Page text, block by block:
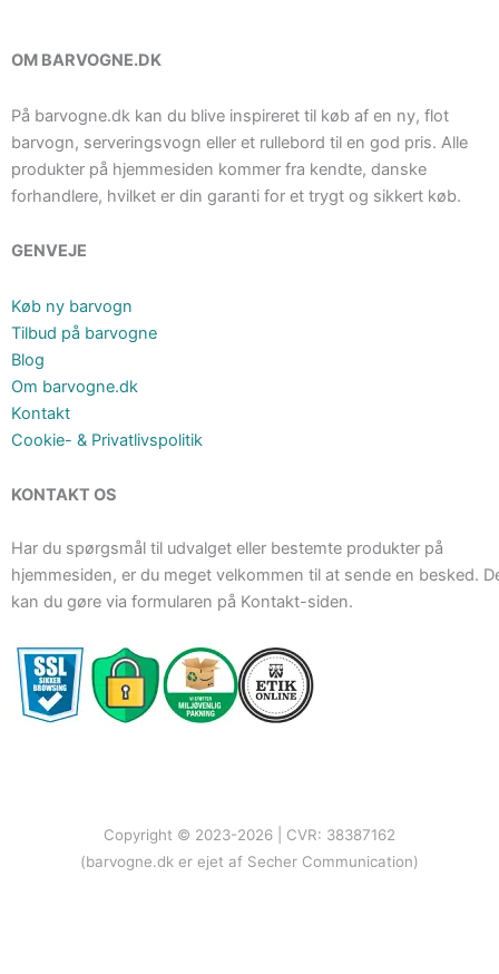
OM BARVOGNE.DK
På barvogne.dk kan du blive inspireret til køb af en ny, flot
barvogn, serveringsvogn eller et rullebord til en god pris. Alle
produkter på hjemmesiden kommer fra kendte, danske
forhandlere, hvilket er din garanti for et trygt og sikkert køb.
GENVEJE
Køb ny barvogn
Tilbud på barvogne
Blog
Om barvogne.dk
Kontakt
Cookie- & Privatlivspolitik
KONTAKT OS
Har du spørgsmål til udvalget eller bestemte produkter på
hjemmesiden, er du meget velkommen til at sende en besked.
kan du gøre via formularen på Kontakt-siden.
Copyright © 2023-2026 | CVR: 38387162
(barvogne.dk er ejet af Secher Communication)